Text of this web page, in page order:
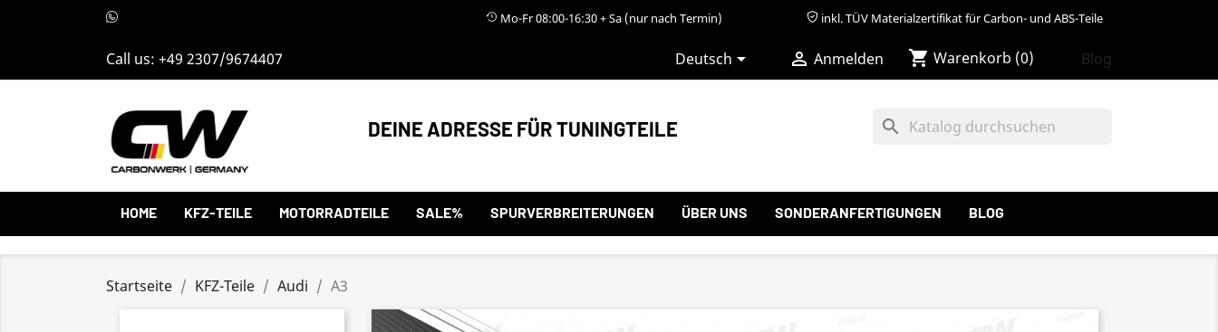
Mo-Fr 08:00-16:30 + Sa (nur nach Termin) inkl. TÜV Materialzertifikat für Carbon- und ABS-Teile
Call us: +49 2307/9674407 Deutsch  Anmelden shopping_cart Warenkorb (0) Blog
DEINE ADRESSE FÜR TUNINGTEILE search
HOME KFZ-TEILE MOTORRADTEILE SALE% SPURVERBREITERUNGEN ÜBER UNS SONDERANFERTIGUNGEN BLOG
Startseite KFZ-Teile Audi A3